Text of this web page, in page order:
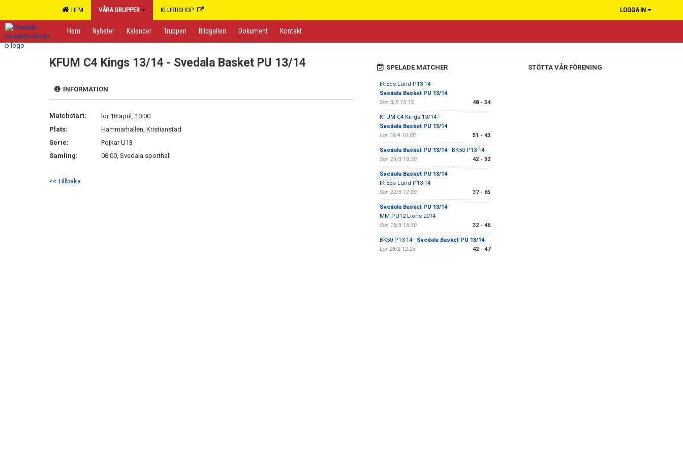
HEM VÅRA GRUPPER KLUBBSHOP LOGGA IN
Hem Nyheter Kalender Truppen Bildgalleri Dokument Kontakt
KFUM C4 Kings 13/14 - Svedala Basket PU 13/14
INFORMATION
Matchstart:
lör 18 april, 10:00
Plats:
Hammarhallen, Kristianstad
Serie:
Pojkar U13
Samling:
08:00, Svedala sporthall
<< Tillbaka
SPELADE MATCHER
IK Eos Lund P13-14 -
Svedala Basket PU 13/14
Sön 3/5 15:15
48 - 54
KFUM C4 Kings 13/14 -
Svedala Basket PU 13/14
Lör 18/4 10:00
51 - 43
Svedala Basket PU 13/14- BK50 P13-14
Sön 29/3 10:30
42 - 32
Svedala Basket PU 13/14-
IK Eos Lund P13-14
Sön 22/3 12:00
37 - 65
Svedala Basket PU 13/14-
MM PU12 Lions 2014
Sön 15/3 15:30
32 - 46
BK50 P13-14 - Svedala Basket PU 13/14
Lör 28/2 12:25
42 - 47
STÖTTA VÅR FÖRENING